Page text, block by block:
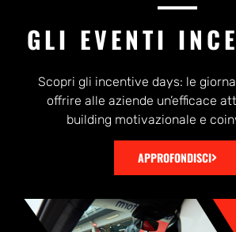
GLI EVENTI
Scopri gli incentive days: le
offrire alle aziende un’efficace
building motivazionale e
APPROFONDISCI